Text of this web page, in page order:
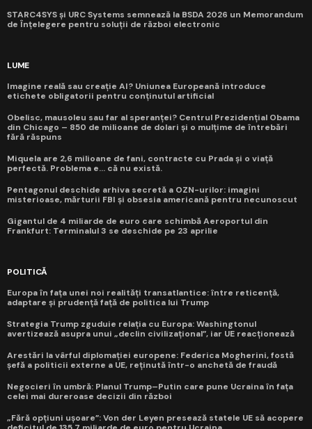
STARC4SYS și URC Systems semnează la BSDA 2026 un Memorandum
de Înțelegere pentru soluții de război electronic
LUME
Imagine reală sau creație AI? Uniunea Europeană introduce
etichete obligatorii pentru conținutul artificial
Obelisc, mausoleu sau far al speranței? Centrul Prezidențial Obama
din Chicago – 850 de milioane de dolari și o mulțime de întrebări
fără răspuns
Miquela are 2,6 milioane de fani, contracte cu Prada și o viață
perfectă. Problema e... că nu există.
Pentagonul deschide arhiva secretă a OZN-urilor: imagini
misterioase, mărturii FBI și obsesia americană pentru necunoscut
Gigantul de 4 miliarde de euro care schimbă Aeroportul din
Frankfurt: Terminalul 3 se deschide pe 23 aprilie
POLITICĂ
Europa în fața unei noi realități transatlantice: între reticență,
adaptare și prudență față de politica lui Trump
Strategia Trump zguduie relația cu Europa: Washingtonul
avertizează asupra unui „declin civilizațional”, iar UE reacționează
Arestări la vârful diplomației europene: Federica Mogherini, fostă
șefă a politicii externe a UE, reținută într-o anchetă de fraudă
Negocieri în umbră: Planul Trump–Putin care pune Ucraina în fața
celei mai dureroase decizii din război
„Fără opțiuni ușoare”: Von der Leyen presează statele UE să acopere